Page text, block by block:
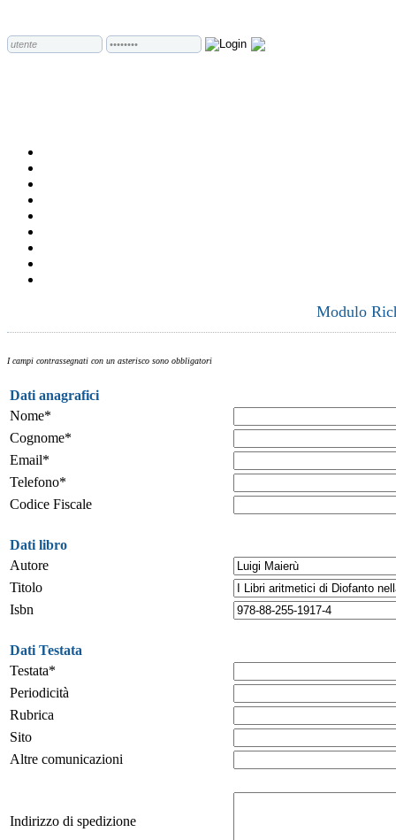
Modulo
I campi contrassegnati con un asterisco sono obbligatori
Dati anagrafici
Nome*
Cognome*
Email*
Telefono*
Codice Fiscale
Dati libro
Autore
Titolo
Isbn
Dati Testata
Testata*
Periodicità
Rubrica
Sito
Altre comunicazioni
Indirizzo di spedizione